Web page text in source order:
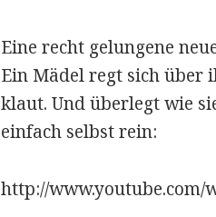
Eine recht gelungene
Ein Mädel regt sich über
klaut. Und überlegt wie
einfach selbst rein:
http://www.youtube.com/